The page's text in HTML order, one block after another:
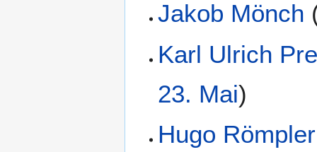
Jakob Mönch
Karl Ulrich
23. Mai)
Hugo Römpler